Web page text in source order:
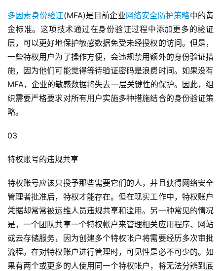
多因素身份验证(MFA)是目前企业网络安全防护策略中的黄
金标准。这项技术通过在身份验证过程中添加更多的验证
层，可以更好地保护敏感数据免受未经授权的访问。但是，
一些特权用户为了操作方便，会违规禁用额外的身份验证措
施，因为他们可能觉得等待验证密码是浪费时间。如果没有
MFA，企业的敏感数据将失去一层关键性的保护。因此，组
织需要严格要求对所有用户实施多种措施结合的身份验证策
略。
03
特权账号的违规共享
特权账号应该只授予那些需要它们的人，并且获得网络安全
管理者批准后，特权才能存在。但在现实工作中，特权账户
凭据却常常被运维人员违规共享和滥用。另一种常见的情况
是，一个团队共享一个特权帐户来管理相关应用程序、网站
或云存储服务，因为创建多个特权帐户将需要经历多次审批
流程。在对特权账户进行管理时，可见性是必不可少的。如
果有两个或更多的人使用同一个特权帐户，将无法分辨到底